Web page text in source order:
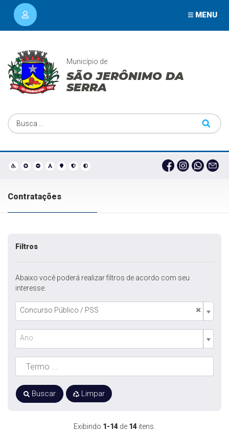
MENU
Município de
SÃO JERÔNIMO DA
SERRA
Contratações
Exibindo 1-14 de 14 itens.
Filtros
Abaixo você poderá realizar filtros de acordo com seu
interesse.
×
Concurso Público / PSS
Ano
Buscar Limpar